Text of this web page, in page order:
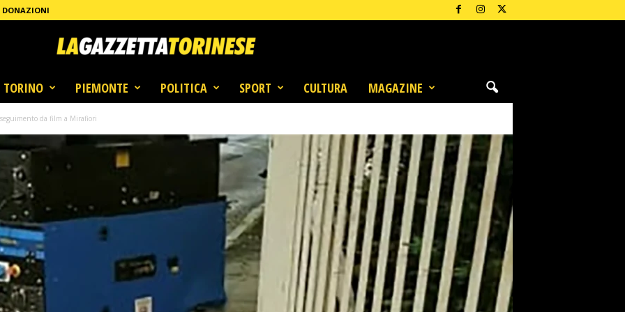
DONAZIONI
TORINO PIEMONTE POLITICA SPORT CULTURA MAGAZINE
da film a Mirafiori